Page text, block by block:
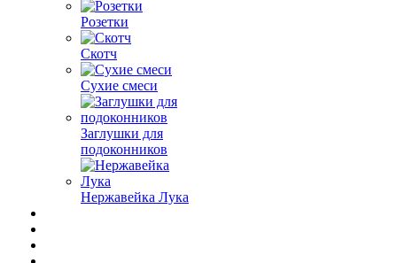
Розетки
Скотч
Сухие смеси
Заглушки для
подоконников
Нержавейка Лука